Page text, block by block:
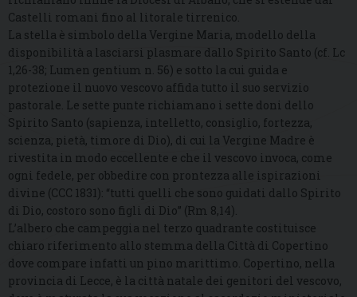
Castelli romani fino al litorale tirrenico.
La stella è simbolo della Vergine Maria, modello della
disponibilità a lasciarsi plasmare dallo Spirito Santo (cf. Lc
1,26-38; Lumen gentium n. 56) e sotto la cui guida e
protezione il nuovo vescovo affida tutto il suo servizio
pastorale. Le sette punte richiamano i sette doni dello
Spirito Santo (sapienza, intelletto, consiglio, fortezza,
scienza, pietà, timore di Dio), di cui la Vergine Madre è
rivestita in modo eccellente e che il vescovo invoca, come
ogni fedele, per obbedire con prontezza alle ispirazioni
divine (CCC 1831): “tutti quelli che sono guidati dallo Spirito
di Dio, costoro sono figli di Dio” (Rm 8,14).
L’albero che campeggia nel terzo quadrante costituisce
chiaro riferimento allo stemma della Città di Copertino
dove compare infatti un pino marittimo. Copertino, nella
provincia di Lecce, è la città natale dei genitori del vescovo,